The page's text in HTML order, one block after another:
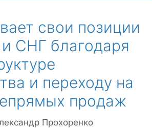
свои позиции
СНГ благодаря
и переходу на
продаж
Прохоренко